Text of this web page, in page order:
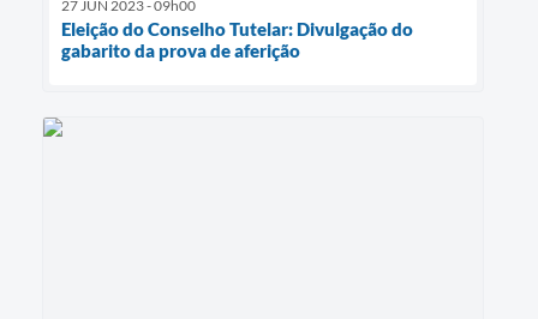
27 JUN 2023 - 09h00
Eleição do Conselho Tutelar: Divulgação do
gabarito da prova de aferição